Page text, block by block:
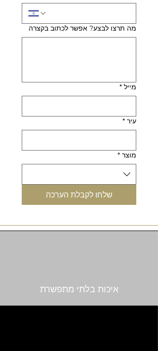
מה תרצו לבצע? אפשר לכתוב בקצרה
מייל *
עיר *
מוצר *
שלחו לקבלת הערכה
איכות בלתי מתפשרת